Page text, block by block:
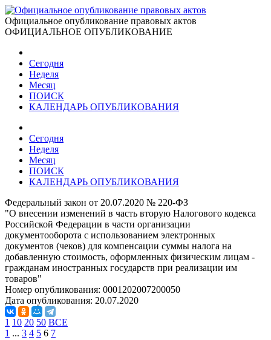
Официальное опубликование правовых актов
ОФИЦИАЛЬНОЕ ОПУБЛИКОВАНИЕ
Сегодня
Неделя
Месяц
ПОИСК
КАЛЕНДАРЬ ОПУБЛИКОВАНИЯ
Сегодня
Неделя
Месяц
ПОИСК
КАЛЕНДАРЬ ОПУБЛИКОВАНИЯ
Федеральный закон от 20.07.2020 № 220-ФЗ
"О внесении изменений в часть вторую Налогового кодекса
Российской Федерации в части организации
документооборота с использованием электронных
документов (чеков) для компенсации суммы налога на
добавленную стоимость, оформленных физическим лицам -
гражданам иностранных государств при реализации им
товаров"
Номер опубликования: 0001202007200050
Дата опубликования: 20.07.2020
1 10 20 50 ВСЕ
1 ... 3 4 5 6 7